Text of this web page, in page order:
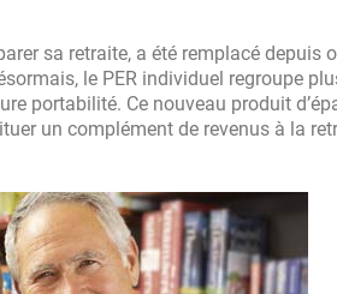
sa retraite, a été remplacé depuis
le PER individuel regroupe
portabilité. Ce nouveau produit
un complément de revenus à la